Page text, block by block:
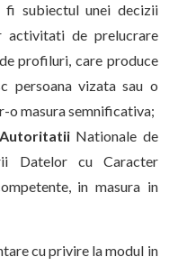
subiectul unei decizii
activitati de prelucrare
profiluri, care produce
persoana vizata sau o
o masura semnificativa;
Nationale de
Datelor cu Caracter
in masura in
cu privire la modul in